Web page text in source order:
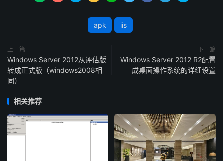
apk iis
上一篇
Windows Server 2012从评估版
转成正式版（windows2008相
同）
下一篇
Windows Server 2012 R2配置
成桌面操作系统的详细设置
相关推荐